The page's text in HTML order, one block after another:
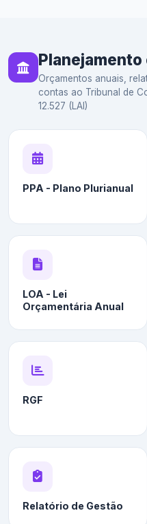
Planejamento
Orçamentos anuais,
contas ao Tribunal de
12.527 (LAI)
PPA - Plano Plurianual
LOA - Lei
Orçamentária Anual
RGF
Relatório de Gestão